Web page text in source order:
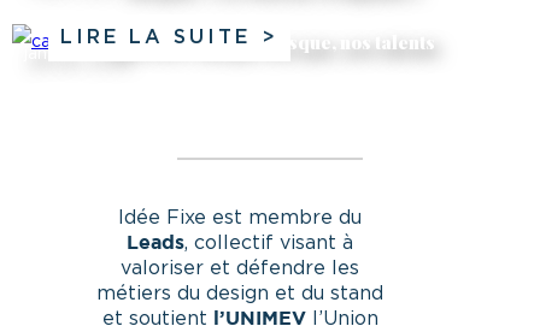
janvier 2026Derrière chaque masque, nos talents
LIRE LA SUITE
Idée Fixe est membre du
Leads, collectif visant à
valoriser et défendre les
métiers du design et du stand
et soutient
l’UNIMEVl’Union